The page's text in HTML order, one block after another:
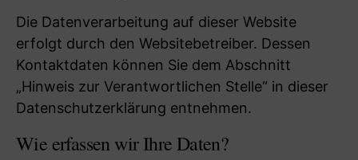
Die Datenverarbeitung auf dieser Website
erfolgt durch den Websitebetreiber. Dessen
Kontaktdaten können Sie dem Abschnitt
„Hinweis zur Verantwortlichen Stelle“ in dieser
Datenschutzerklärung entnehmen.
Wie erfassen wir Ihre Daten?